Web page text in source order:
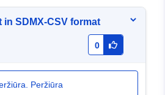
in SDMX-CSV format
0
Peržiūra